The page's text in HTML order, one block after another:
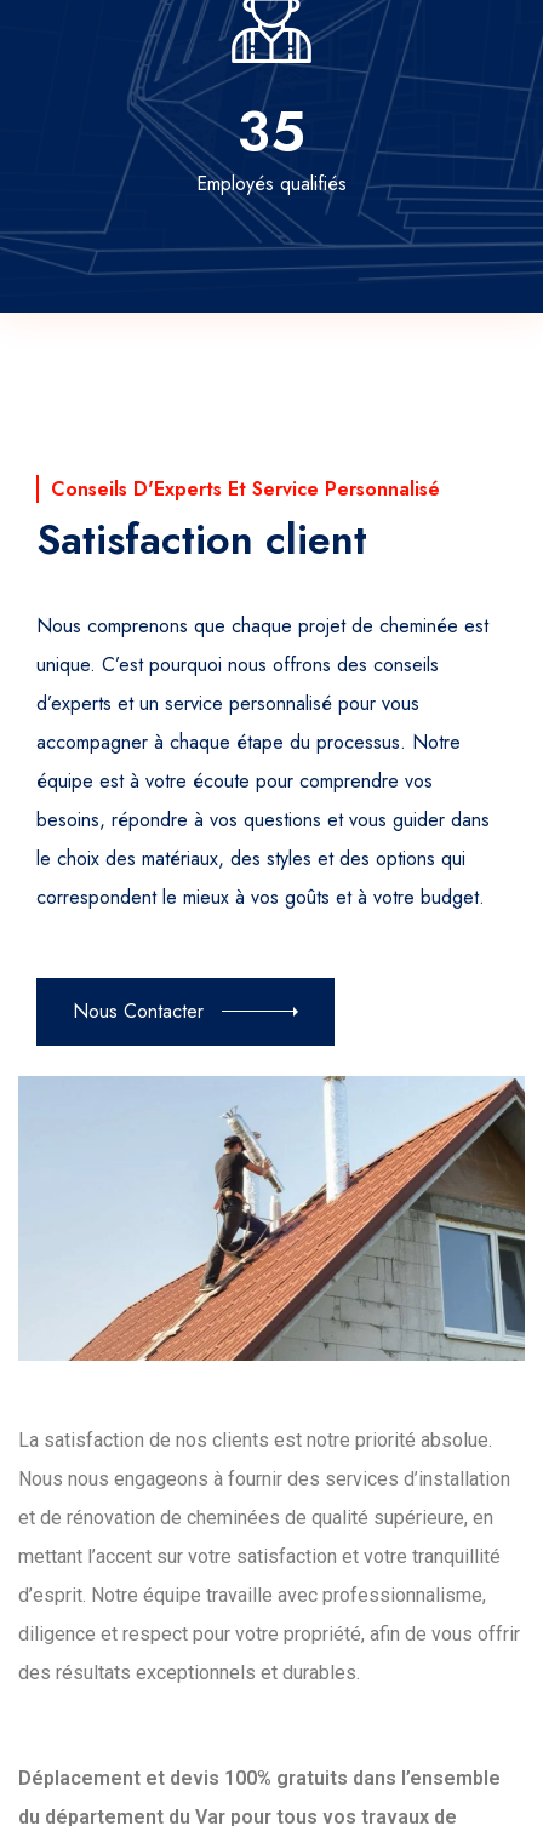
35
Employés qualifiés
Conseils D'Experts Et Service Personnalisé
Satisfaction client
Nous comprenons que chaque projet de cheminée est
unique. C’est pourquoi nous offrons des conseils
d’experts et un service personnalisé pour vous
accompagner à chaque étape du processus. Notre
équipe est à votre écoute pour comprendre vos
besoins, répondre à vos questions et vous guider dans
le choix des matériaux, des styles et des options qui
correspondent le mieux à vos goûts et à votre budget.
Nous Contacter
La satisfaction de nos clients est notre priorité absolue.
Nous nous engageons à fournir des services d’installation
et de rénovation de cheminées de qualité supérieure, en
mettant l’accent sur votre satisfaction et votre tranquillité
d’esprit. Notre équipe travaille avec professionnalisme,
diligence et respect pour votre propriété, afin de vous offrir
des résultats exceptionnels et durables.
Déplacement et devis 100% gratuits dans l’ensemble
du département du Var pour tous vos travaux de